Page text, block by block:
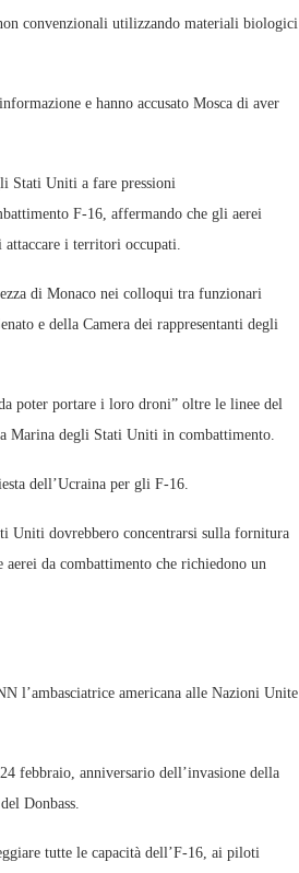
convenzionali utilizzando materiali biologici
e hanno accusato Mosca di aver
Stati Uniti a fare pressioni
F-16, affermando che gli aerei
attaccare i territori occupati.
di Monaco nei colloqui tra funzionari
e della Camera dei rappresentanti degli
poter portare i loro droni” oltre le linee del
Marina degli Stati Uniti in combattimento.
dell’Ucraina per gli F-16.
Uniti dovrebbero concentrarsi sulla fornitura
da combattimento che richiedono un
l’ambasciatrice americana alle Nazioni Unite
febbraio, anniversario dell’invasione della
Donbass.
tutte le capacità dell’F-16, ai piloti